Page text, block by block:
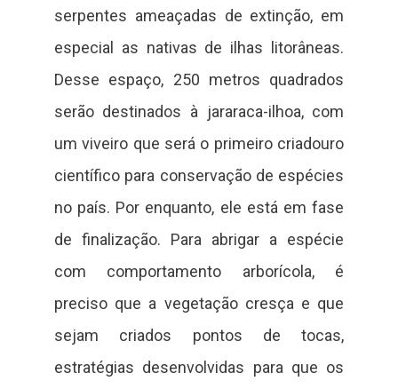
serpentes ameaçadas de extinção, em
especial as nativas de ilhas litorâneas.
Desse espaço, 250 metros quadrados
serão destinados à jararaca-ilhoa, com
um viveiro que será o primeiro criadouro
científico para conservação de espécies
no país. Por enquanto, ele está em fase
de finalização. Para abrigar a espécie
com comportamento arborícola, é
preciso que a vegetação cresça e que
sejam criados pontos de tocas,
estratégias desenvolvidas para que os